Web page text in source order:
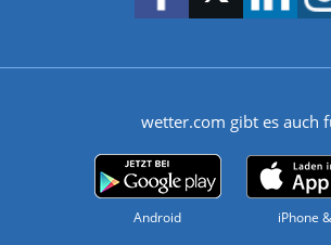
wetter.com gibt es auch
Android iPhone